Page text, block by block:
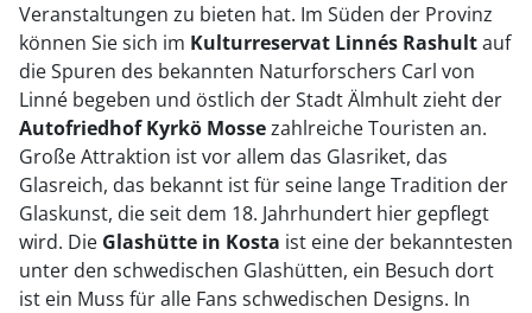
Veranstaltungen zu bieten hat. Im Süden der Provinz
können Sie sich im Kulturreservat Linnés Rashultauf
die Spuren des bekannten Naturforschers Carl von
Linné begeben und östlich der Stadt Älmhult zieht der
Autofriedhof Kyrkö Mossezahlreiche Touristen an.
Große Attraktion ist vor allem das Glasriket, das
Glasreich, das bekannt ist für seine lange Tradition der
Glaskunst, die seit dem 18. Jahrhundert hier gepflegt
wird. Die Glashütte in Kosta ist eine der bekanntesten
unter den schwedischen Glashütten, ein Besuch dort
ist ein Muss für alle Fans schwedischen Designs. In